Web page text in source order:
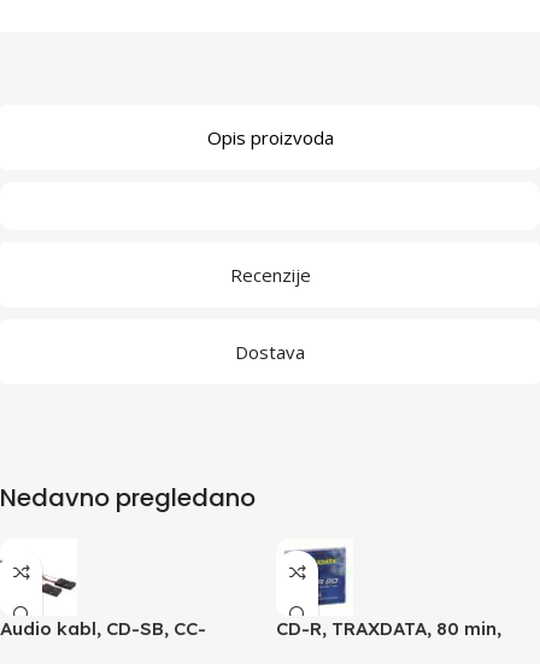
Opis proizvoda
Recenzije
Dostava
Nedavno pregledano
Audio kabl, CD-SB, CC-
CD-R, TRAXDATA, 80 min,